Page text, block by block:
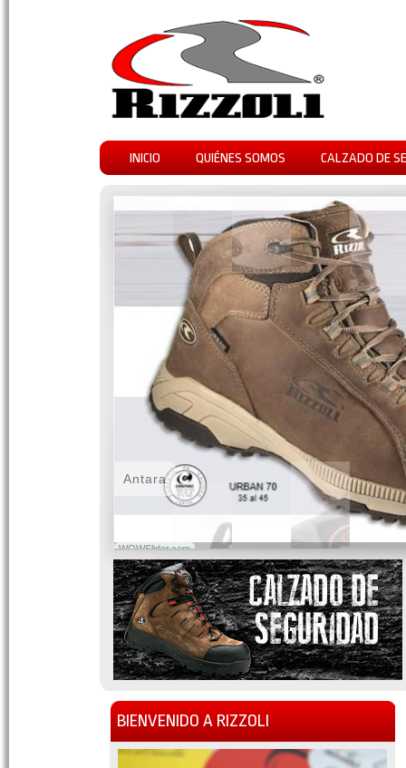
INICIO QUIÉNES SOMOS CALZADO DE
WOWSlider.com
Antara
BIENVENIDO A RIZZOLI